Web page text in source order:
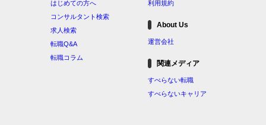
はじめての方へ
コンサルタント検索
求人検索
転職Q&A
転職コラム
利用規約
About Us
運営会社
関連メディア
すべらない転職
すべらないキャリア